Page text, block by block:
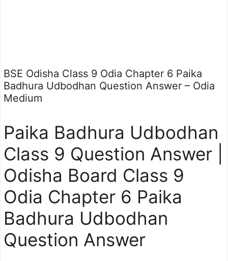
BSE Odisha Class 9 Odia Chapter 6 Paika
Badhura Udbodhan Question Answer – Odia
Medium
Paika Badhura Udbodhan
Class 9 Question Answer |
Odisha Board Class 9
Odia Chapter 6 Paika
Badhura Udbodhan
Question Answer